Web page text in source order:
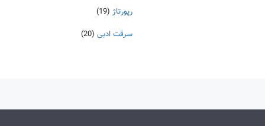
رپورتاژ (19)
سرقت ادبی (20)